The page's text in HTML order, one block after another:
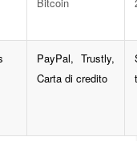
PayPal, Trustly,
Carta di credito